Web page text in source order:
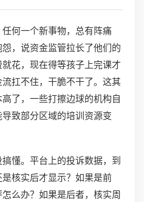
何一个新事物，总有阵痛
，说资金监管拉长了他们的
花，现在得等孩子上完课才
扛不住，干脆不干了。这其
了，一些打擦边球的机构自
致部分区域的培训资源变
懂。平台上的投诉数据，到
核实后才显示？如果是前
么办？如果是后者，核实周